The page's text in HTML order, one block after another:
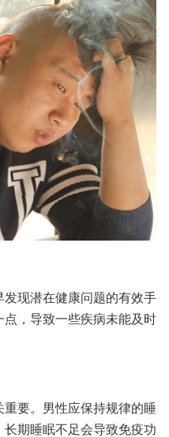
现潜在健康问题的有效手
，导致一些疾病未能及时
要。男性应保持规律的睡
期睡眠不足会导致免疫功